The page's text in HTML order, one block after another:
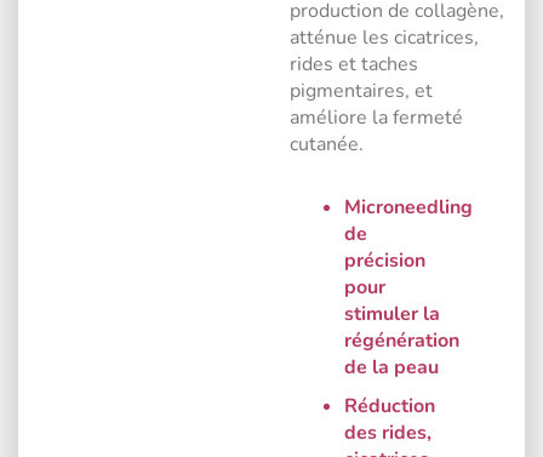
production de collagène,
atténue les cicatrices,
rides et taches
pigmentaires, et
améliore la fermeté
cutanée.
Microneedling
de
précision
pour
stimuler la
régénération
de la peau
Réduction
des rides,